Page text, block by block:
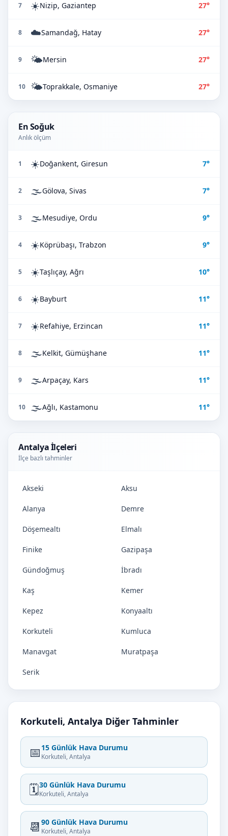
7 ☀️Nizip, Gaziantep 27°
8 ☁️Samandağ, Hatay 27°
9 🌤️Mersin 27°
10 🌤️Toprakkale, Osmaniye 27°
En Soğuk
Anlık ölçüm
1 ☀️Doğankent, Giresun 7°
2 🌫️Gölova, Sivas 7°
3 🌫️Mesudiye, Ordu 9°
4 ☀️Köprübaşı, Trabzon 9°
5 ☀️Taşlıçay, Ağrı 10°
6 ☀️Bayburt 11°
7 ☀️Refahiye, Erzincan 11°
8 🌫️Kelkit, Gümüşhane 11°
9 🌫️Arpaçay, Kars 11°
10 🌫️Ağlı, Kastamonu 11°
Antalya İlçeleri
İlçe bazlı tahminler
Akseki Aksu
Alanya Demre
Döşemealtı Elmalı
Finike Gazipaşa
Gündoğmuş İbradı
Kaş Kemer
Kepez Konyaaltı
Korkuteli Kumluca
Manavgat Muratpaşa
Serik
Korkuteli, Antalya Diğer Tahminler
📅 15 Günlük Hava Durumu
Korkuteli, Antalya
🗓️30 Günlük Hava Durumu
Korkuteli, Antalya
📆 90 Günlük Hava Durumu
Korkuteli, Antalya